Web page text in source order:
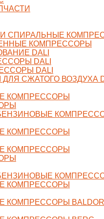
СПИРАЛЬНЫЕ
КОМПРЕССОРЫ
DALI
DALI
DALI
СЖАТОГО ВОЗДУХА
КОМПРЕССОРЫ
КОМПРЕССОРЫ
КОМПРЕССОРЫ
КОМПРЕССОРЫ
КОМПРЕССОРЫ BALDOR